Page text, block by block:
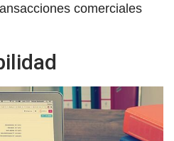
comerciales